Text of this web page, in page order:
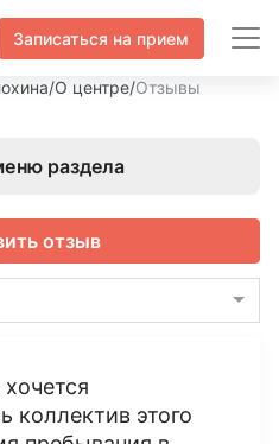
Записаться на прием
/О центре/Отзывы
раздела
отзыв
коллектив этого